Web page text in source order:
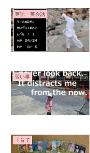
英語・英会話
習い事
子育て